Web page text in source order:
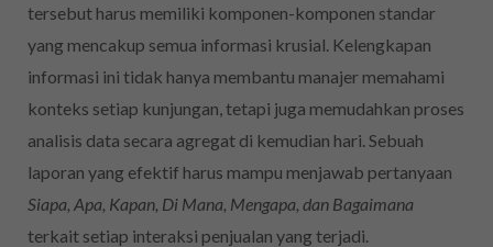
tersebut harus memiliki komponen-komponen standar
yang mencakup semua informasi krusial. Kelengkapan
informasi ini tidak hanya membantu manajer memahami
konteks setiap kunjungan, tetapi juga memudahkan proses
analisis data secara agregat di kemudian hari. Sebuah
laporan yang efektif harus mampu menjawab pertanyaan
Siapa, Apa, Kapan, Di Mana, Mengapa, dan Bagaimana
terkait setiap interaksi penjualan yang terjadi.